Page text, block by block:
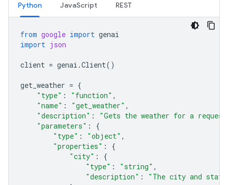
Python JavaScript REST
from google import genai
import json
client = genai .Client()
get_weather = {
"type" : "function" ,
"name" : "get_weather" ,
"description" :
"Gets the weather for a
"parameters" :
{
"type" : "object" ,
"properties" :
{
"city" :
{
"type" : "string" ,
"description" :
"The city and